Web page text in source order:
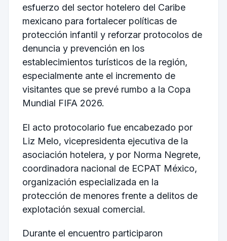
esfuerzo del sector hotelero del Caribe
mexicano para fortalecer políticas de
protección infantil y reforzar protocolos de
denuncia y prevención en los
establecimientos turísticos de la región,
especialmente ante el incremento de
visitantes que se prevé rumbo a la Copa
Mundial FIFA 2026.
El acto protocolario fue encabezado por
Liz Melo, vicepresidenta ejecutiva de la
asociación hotelera, y por Norma Negrete,
coordinadora nacional de ECPAT México,
organización especializada en la
protección de menores frente a delitos de
explotación sexual comercial.
Durante el encuentro participaron